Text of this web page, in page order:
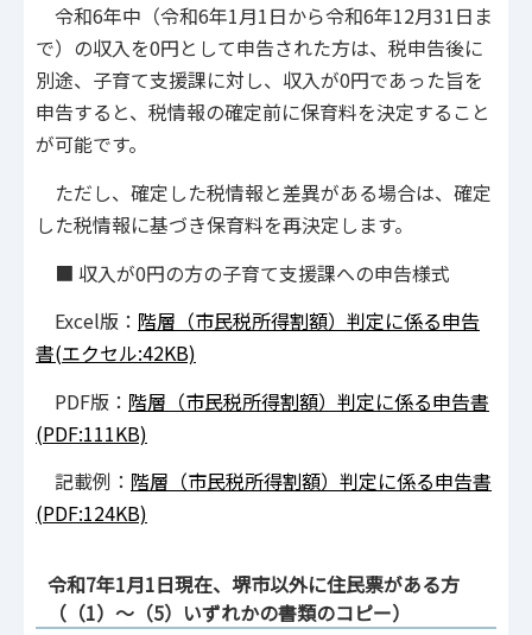
令和6年中（令和6年1月1日から令和6年12月31日ま
で）の収入を0円として申告された方は、税申告後に
別途、子育て支援課に対し、収入が0円であった旨を
申告すると、税情報の確定前に保育料を決定すること
が可能です。
ただし、確定した税情報と差異がある場合は、確定
した税情報に基づき保育料を再決定します。
■ 収入が0円の方の子育て支援課への申告様式
Excel版： 階層（市民税所得割額）判定に係る申告
書(エクセル:42KB)
PDF版： 階層（市民税所得割額）判定に係る申告書
(PDF:111KB)
記載例： 階層（市民税所得割額）判定に係る申告書
(PDF:124KB)
令和7年1月1日現在、堺市以外に住民票がある方
（（1）～（5）いずれかの書類のコピー）